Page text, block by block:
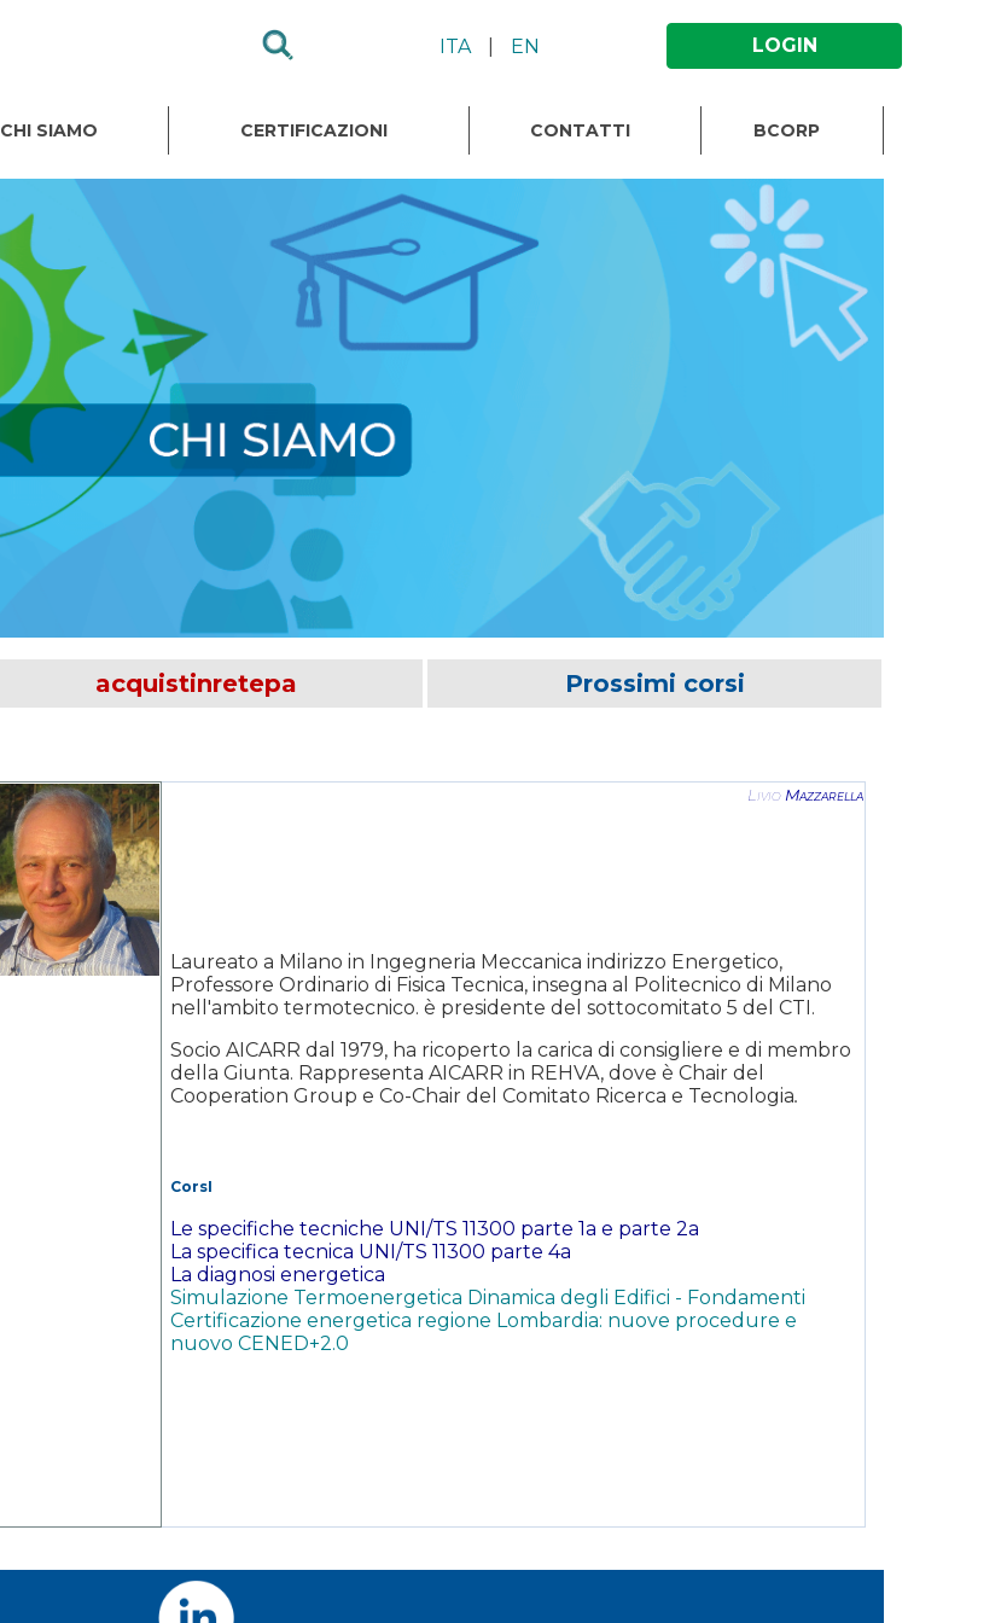
ITA EN LOGIN
CHI SIAMO CERTIFICAZIONI CONTATTI BCORP
acquistinretepa Prossimi corsi
Livio Mazzarella
Laureato a Milano in Ingegneria Meccanica indirizzo Energetico,
Professore Ordinario di Fisica Tecnica, insegna al Politecnico di Milano
nell'ambito termotecnico. è presidente del sottocomitato 5 del CTI.
Socio AICARR dal 1979, ha ricoperto la carica di consigliere e di membro
della Giunta. Rappresenta AICARR in REHVA, dove è Chair del
Cooperation Group e Co-Chair del Comitato Ricerca e Tecnologia.
CorsI
Le specifiche tecniche UNI/TS 11300 parte 1a e parte 2a
La specifica tecnica UNI/TS 11300 parte 4a
La diagnosi energetica
Simulazione Termoenergetica Dinamica degli Edifici - Fondamenti
Certificazione energetica regione Lombardia: nuove procedure e
nuovo CENED+2.0